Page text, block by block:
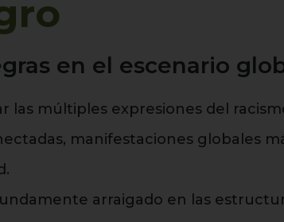
en el escenario
múltiples expresiones del
manifestaciones globales
arraigado en las